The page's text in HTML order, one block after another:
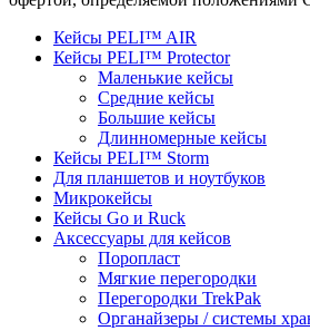
Кейсы PELI™ AIR
Кейсы PELI™ Protector
Маленькие кейсы
Средние кейсы
Большие кейсы
Длинномерные кейсы
Кейсы PELI™ Storm
Для планшетов и ноутбуков
Микрокейсы
Кейсы Go и Ruck
Аксессуары для кейсов
Поропласт
Мягкие перегородки
Перегородки TrekPak
Органайзеры / системы